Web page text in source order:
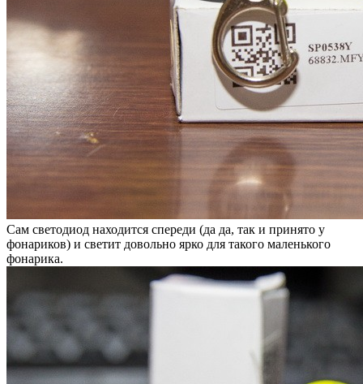
Сам светодиод находится спереди (да да, так и принято у
фонариков) и светит довольно ярко для такого маленького
фонарика.